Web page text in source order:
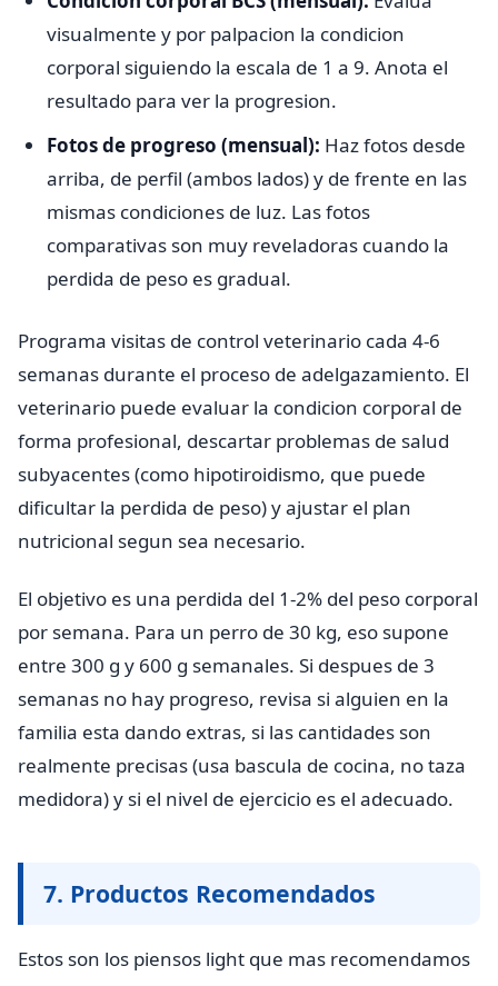
visualmente y por palpacion la condicion
corporal siguiendo la escala de 1 a 9. Anota el
resultado para ver la progresion.
Fotos de progreso (mensual): Haz fotos desde
arriba, de perfil (ambos lados) y de frente en las
mismas condiciones de luz. Las fotos
comparativas son muy reveladoras cuando la
perdida de peso es gradual.
Programa visitas de control veterinario cada 4-6
semanas durante el proceso de adelgazamiento. El
veterinario puede evaluar la condicion corporal de
forma profesional, descartar problemas de salud
subyacentes (como hipotiroidismo, que puede
dificultar la perdida de peso) y ajustar el plan
nutricional segun sea necesario.
El objetivo es una perdida del 1-2% del peso corporal
por semana. Para un perro de 30 kg, eso supone
entre 300 g y 600 g semanales. Si despues de 3
semanas no hay progreso, revisa si alguien en la
familia esta dando extras, si las cantidades son
realmente precisas (usa bascula de cocina, no taza
medidora) y si el nivel de ejercicio es el adecuado.
7. Productos Recomendados
Estos son los piensos light que mas recomendamos